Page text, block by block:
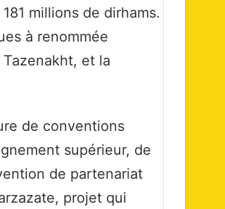
millions de dirhams.
à renommée
et la
de conventions
supérieur, de
de partenariat
projet qui